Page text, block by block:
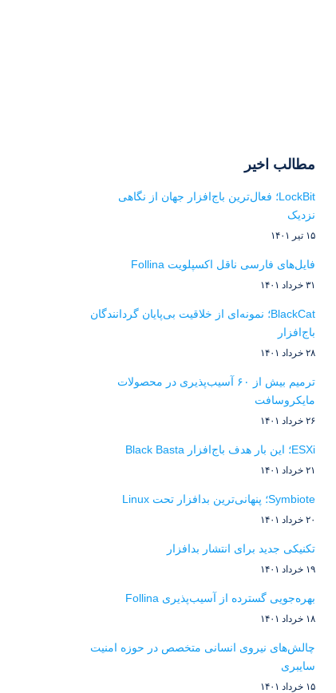
مطالب اخیر
LockBit؛ فعال‌ترین باج‌افزار جهان از نگاهی
نزدیک
۱۵ تیر ۱۴۰۱
فایل‌های فارسی ناقل اکسپلویت Follina
۳۱ خرداد ۱۴۰۱
BlackCat؛ نمونه‌ای از خلاقیت بی‌پایان گردانندگان
باج‌افزار
۲۸ خرداد ۱۴۰۱
ترمیم بیش از ۶۰ آسیب‌پذیری در محصولات
مایکروسافت
۲۶ خرداد ۱۴۰۱
ESXi؛ این بار هدف باج‌افزار Black Basta
۲۱ خرداد ۱۴۰۱
Symbiote؛ پنهانی‌ترین بدافزار تحت Linux
۲۰ خرداد ۱۴۰۱
تکنیکی جدید برای انتشار بدافزار
۱۹ خرداد ۱۴۰۱
بهره‌جویی گسترده از آسیب‌پذیری Follina
۱۸ خرداد ۱۴۰۱
چالش‌های نیروی انسانی متخصص در حوزه امنیت
سایبری
۱۵ خرداد ۱۴۰۱